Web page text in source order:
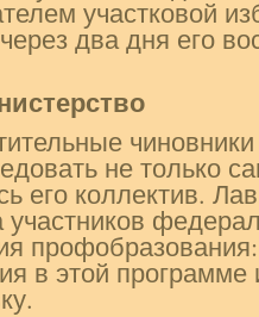
участковой
два дня его
не только
его коллектив.
участников
в этой